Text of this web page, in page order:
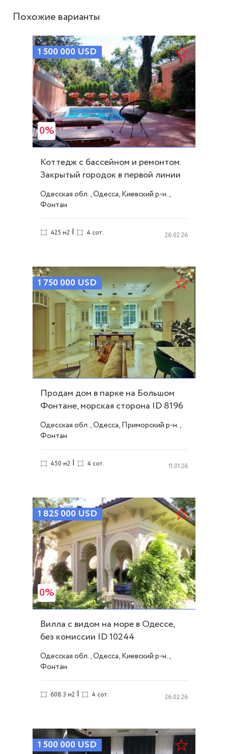
Похожие варианты
1 500 000 USD
0%
Коттедж с бассейном и ремонтом.
Закрытый городок в первой линии
моря. ID 10240
Одесская обл., Одесса, Киевский р-н.,
Фонтан
425 м2 | 4 сот. 26.02.26
1 750 000 USD
Продам дом в парке на Большом
Фонтане, морская сторона ID 8196
Одесская обл., Одесса, Приморский р-н.,
Фонтан
450 м2 | 4 сот. 11.01.26
1 825 000 USD
0%
Вилла с видом на море в Одессе,
без комиссии ID 10244
Одесская обл., Одесса, Киевский р-н.,
Фонтан
608.3 м2 | 4 сот. 26.02.26
1 500 000 USD